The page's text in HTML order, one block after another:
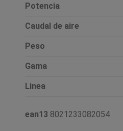
Potencia
Caudal de aire
Peso
Gama
Linea
ean13 8021233082054